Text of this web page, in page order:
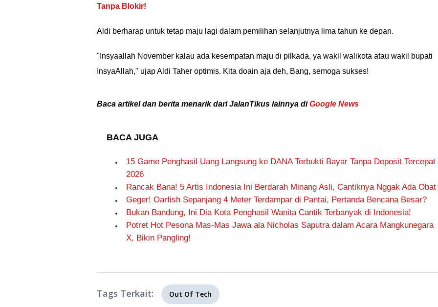
Tanpa Blokir!
Aldi berharap untuk tetap maju lagi dalam pemilihan selanjutnya lima tahun ke depan.
"Insyaallah November kalau ada kesempatan maju di pilkada, ya wakil walikota atau wakil bupati
InsyaAllah," ujap Aldi Taher optimis. Kita doain aja deh, Bang, semoga sukses!
Baca artikel dan berita menarik dari JalanTikus lainnya diGoogle News
BACA JUGA
15 Game Penghasil Uang Langsung ke DANA Terbukti Bayar Tanpa Deposit Tercepat
2026
Rancak Bana! 5 Artis Indonesia Ini Berdarah Minang Asli, Cantiknya Nggak Ada Obat
Geger! Oarfish Sepanjang 4 Meter Terdampar di Pantai, Pertanda Bencana Besar?
Bukan Bandung, Ini Dia Kota Penghasil Wanita Cantik Terbanyak di Indonesia!
Potret Hot Pesona Mas-Mas Jawa ala Nicholas Saputra dalam Acara Mangkunegara
X, Bikin Pangling!
Tags Terkait: Out Of Tech